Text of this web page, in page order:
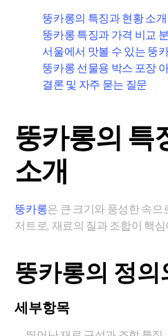
뚱카롱의 특징과 현황 소개
뚱카롱 특징과 가격 비교
서울에서 맛볼 수 있는 뚱
뚱카롱 선물용 박스 포장
결론 및 자주 묻는 질문
뚱카롱의 특
소개
뚱카롱은 큰 크기와 풍성한 속
저트로, 재료의 질과 조합이 핵
뚱카롱의 정의
세부항목